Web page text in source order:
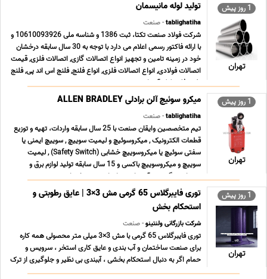
1 روز پیش
تهران
تولید لوله مانیسمان
tablighatiha- صنعت
شرکت فولاد صنعت تکتا، ثبت 1386 و شناسه ملی 10610093926 و
با ارائه فاکتور رسمی اعلام می دارد با توجه به 30 سال سابقه درخشان
خود در زمینه تامین و تجهیز انواع اتصالات گازی, اتصالات فلزی, قیمت
اتصالات فولادی, انواع اتصالات فلزی, انواع فلنج, فلنج اس اند پی, فلنج
نفت, فلنج لوله آب, اتص ... ...
1 روز پیش
تهران
میکرو سوئیچ آلن برادلی ALLEN BRADLEY
tablighatiha- صنعت
تیم متخصصین وایقان صنعت با 25 سال سابقه واردات، تهیه و توزیع
قطعات الکترونیک , میکروسوئیچ و لیمیت سوییچ , سوییچ ایمنی یا
سفتی سوئیچ یا میکروسوییچ خشابی (Safety Switch) , لیمیت
سوییچ و میکروسوییچ باکسی و 15 سال سابقه تولید لوازم برق و
روشنایی ، گرد هم آمده است تا جامع ترین خدمات ت ... ...
1 روز پیش
تهران
توری فایبرگلاس 65 گرمی مش 3×3 | عایق رطوبتی و
استحکام بخش
شرکت بازرگانی ولنتینو- صنعت
توری فایبرگلاس 65 گرمی با مش 3×3 میلی متر محصولی همه کاره
برای صنعت ساختمان و آب بندی و عایق کاری استخر ، سرویس و
حمام اگر به دنبال استحکام بخشی ، آببندی بی نظیر و جلوگیری از ترک
خوردگی در پروژه های خود هستید ، این محصول پاسخگوی نیاز